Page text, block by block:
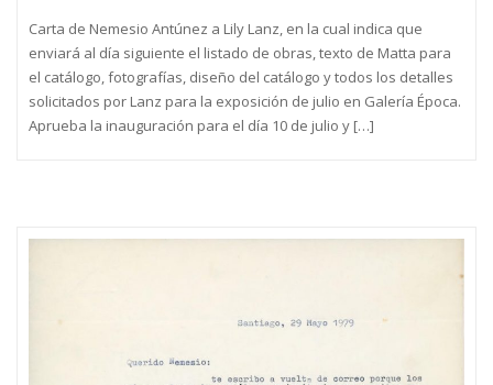
Carta de Nemesio Antúnez a Lily Lanz, en la cual indica que
enviará al día siguiente el listado de obras, texto de Matta para
el catálogo, fotografías, diseño del catálogo y todos los detalles
solicitados por Lanz para la exposición de julio en Galería Época.
Aprueba la inauguración para el día 10 de julio y […]